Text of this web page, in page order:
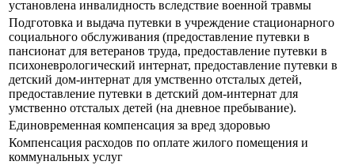
установлена инвалидность вследствие военной травмы
Подготовка и выдача путевки в учреждение стационарного
социального обслуживания (предоставление путевки в
пансионат для ветеранов труда, предоставление путевки в
психоневрологический интернат, предоставление путевки в
детский дом-интернат для умственно отсталых детей,
предоставление путевки в детский дом-интернат для
умственно отсталых детей (на дневное пребывание).
Единовременная компенсация за вред здоровью
Компенсация расходов по оплате жилого помещения и
коммунальных услуг